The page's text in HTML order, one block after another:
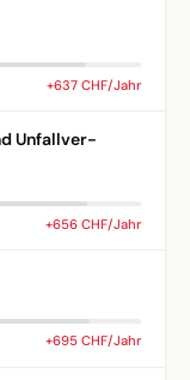
+637 CHF/Jahr
Unfallver-
+656 CHF/Jahr
+695 CHF/Jahr